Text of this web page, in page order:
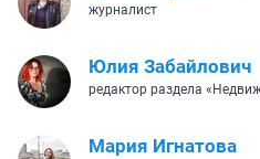
журналист
Юлия Забайлович
редактор раздела
Мария Игнатова